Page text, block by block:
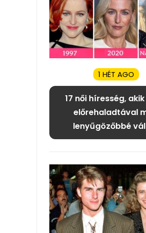
1 HÉT AGO
17 női híresség,
előrehaladtával
lenyűgözőbbé